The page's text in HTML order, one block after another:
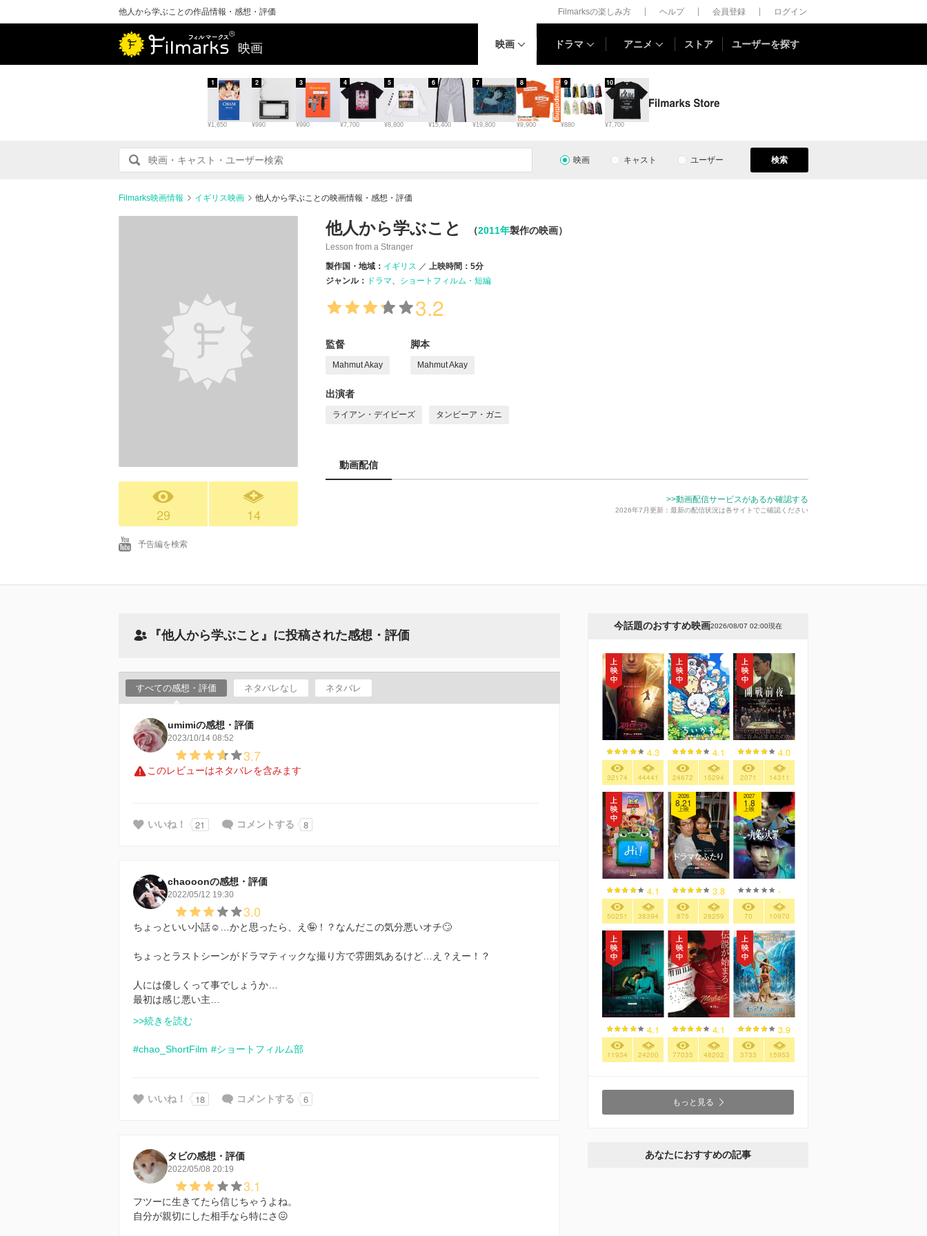
他人から学ぶことの作品情報・感想・評価 Filmarksの楽しみ方 ヘルプ 会員登録 ログイン
映画 映画 ドラマ アニメ ストア ユーザーを探す
¥1,650
1
¥990
2
¥990
3
¥7,700
4
¥8,800
5
¥15,400
6
¥19,800
7
¥9,900
8
¥880
9
¥7,700
10
映画 キャスト ユーザー 検索
Filmarks映画情報 イギリス映画 他人から学ぶことの映画情報・感想・評価
29 14
予告編を検索
他人から学ぶこと （2011年製作の映画）
Lesson from a Stranger
製作国・地域： イギリス
上映時間：5分
ジャンル： ドラマ ショートフィルム・短編
3.2
監督
Mahmut Akay
脚本
Mahmut Akay
出演者
ライアン・デイビーズ タンビーア・ガニ
動画配信
>>動画配信サービスがあるか確認する
2026年7月更新：最新の配信状況は各サイトでご確認ください
『他人から学ぶこと』に投稿された感想・評価
すべての感想・評価 ネタバレなし ネタバレ
umimiの感想・評価
2023/10/14 08:52
3.7
このレビューはネタバレを含みます
いいね！ 21 コメントする 8
chaooonの感想・評価
2022/05/12 19:30
3.0
ちょっといい小話☺️…かと思ったら、え🤪！？なんだこの気分悪いオチ🙄
ちょっとラストシーンがドラマティックな撮り方で雰囲気あるけど…え？えー！？
人には優しくって事でしょうか…
最初は感じ悪い主…
>>続きを読む
#chao_ShortFilm #ショートフィルム部
いいね！ 18 コメントする 6
タビの感想・評価
2022/05/08 20:19
3.1
フツーに生きてたら信じちゃうよね。
自分が親切にした相手なら特にさ😖
今話題のおすすめ映画2026/08/07 02:00現在
4.3
32174 44441
4.1
24672 15294
4.0
2071 14311
4.1
50251 38394
2026
8.21
上映
3.8
875 28259
2027
1.8
上映
-
70 10970
4.1
11934 24200
4.1
77035 48202
3.9
3733 15953
もっと見る
あなたにおすすめの記事